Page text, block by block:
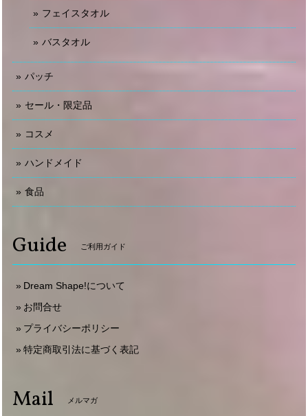
フェイスタオル
バスタオル
パッチ
セール・限定品
コスメ
ハンドメイド
食品
Guide ご利用ガイド
Dream Shape!について
お問合せ
プライバシーポリシー
特定商取引法に基づく表記
Mail メルマガ